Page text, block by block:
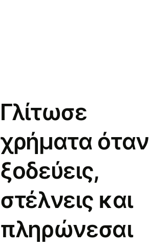
Γλίτωσε
χρήματα όταν
ξοδεύεις,
στέλνεις και
πληρώνεσαι